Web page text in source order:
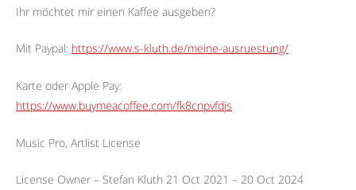
Ihr möchtet mir einen Kaffee ausgeben?
Mit Paypal: https://www.s-kluth.de/meine-ausruestung/
Karte oder Apple Pay:
https://www.buymeacoffee.com/fk8cnpvfdjs
Music Pro, Artlist License
License Owner – Stefan Kluth 21 Oct 2021 – 20 Oct 2024